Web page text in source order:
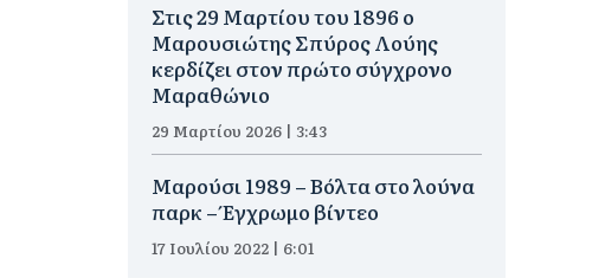
Στις 29 Μαρτίου του 1896 ο
Μαρουσιώτης Σπύρος Λούης
κερδίζει στον πρώτο σύγχρονο
Μαραθώνιο
29 Μαρτίου 2026 | 3:43
Μαρούσι 1989 – Βόλτα στο λούνα
παρκ – Έγχρωμο βίντεο
17 Ιουλίου 2022 | 6:01